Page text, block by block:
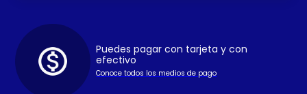
Puedes pagar con tarjeta y con
efectivo
Conoce todos los medios de pago